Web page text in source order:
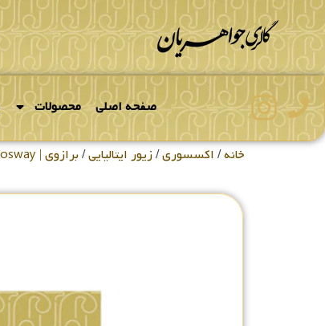
صفحه اصلی محصولات
خانه/ اکسسوری/زیور ایتالیایی/برازوی | Brosway